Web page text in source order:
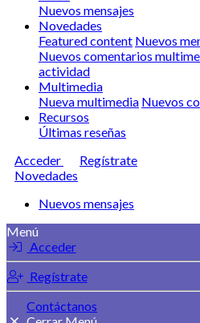
Nuevos mensajes
Novedades
Featured content Nuevos
Nuevos comentarios
actividad
Multimedia
Nueva multimedia Nuevos
Recursos
Últimas reseñas
Acceder
Regístrate
Novedades
Nuevos mensajes
Menú
Acceder
Regístrate
Contáctanos